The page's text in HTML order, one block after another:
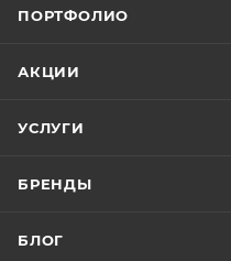
ПОРТФОЛИО
АКЦИИ
УСЛУГИ
БРЕНДЫ
БЛОГ